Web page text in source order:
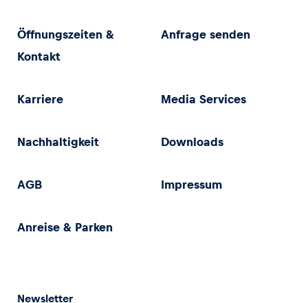
Öffnungszeiten &
Kontakt
Anfrage senden
Karriere Media Services
Nachhaltigkeit Downloads
AGB Impressum
Anreise & Parken
Newsletter